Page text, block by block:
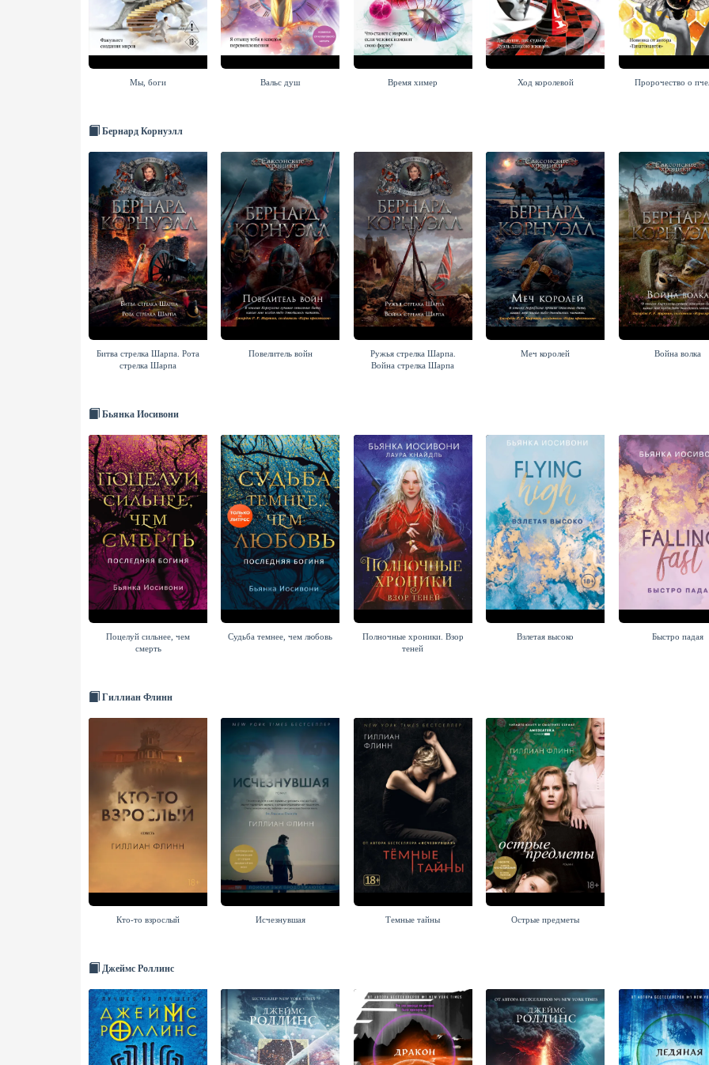
Мы, боги Вальс душ Время химер Ход королевой Пророчество о
Бернард Корнуэлл
Битва стрелка Шарпа. Рота
стрелка Шарпа
Повелитель войн
Ружья стрелка Шарпа.
Война стрелка Шарпа
Меч королей Война волка
Бьянка Иосивони
Поцелуй сильнее, чем
смерть
Судьба темнее, чем любовь
Полночные хроники. Взор
теней
Взлетая высоко Быстро падая
Гиллиан Флинн
Кто-то взрослый Исчезнувшая Темные тайны Острые предметы
Джеймс Роллинс